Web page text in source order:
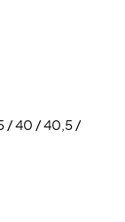
/ 40 / 40,5 /